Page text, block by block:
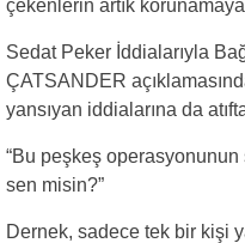
çekenlerin artık
Sedat Peker İddialarıyla
ÇATSANDER
yansıyan iddialarına da
“Bu peşkeş
sen misin?”
Dernek, sadece tek bir kişi